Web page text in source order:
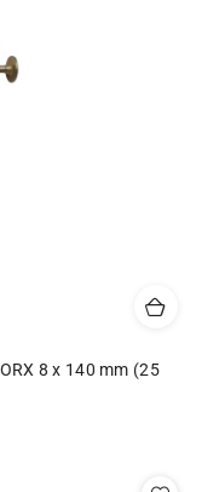
8 x 140 mm (25